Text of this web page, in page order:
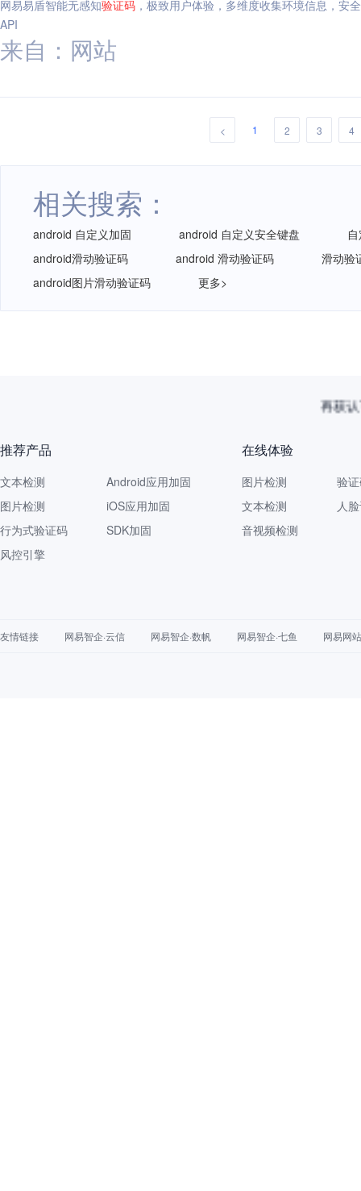
网易易盾智能无感知验证码 ，极致用户体验，多维度收集环境信息，安
API
来自：网站
< 1 2 3 4
相关搜索：
android 自定义加固 android 自定义安全键盘
android滑动验证码
android 滑动验证码
滑动验
android图片滑动验证码
更多>
再获
推荐产品
文本检测
图片检测
行为式验证码
风控引擎
Android应用加固
iOS应用加固
SDK加固
在线体验
图片检测
文本检测
音视频检测
验
人
友情链接 网易智企·云信 网易智企·数帆 网易智企·七鱼 网易网